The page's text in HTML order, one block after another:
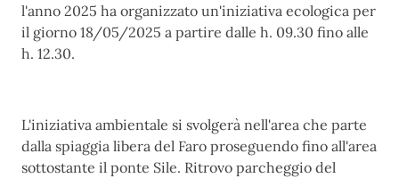
l'anno 2025 ha organizzato un'iniziativa ecologica per
il giorno 18/05/2025 a partire dalle h. 09.30 fino alle
h. 12.30.
L'iniziativa ambientale si svolgerà nell'area che parte
dalla spiaggia libera del Faro proseguendo fino all'area
sottostante il ponte Sile. Ritrovo parcheggio del